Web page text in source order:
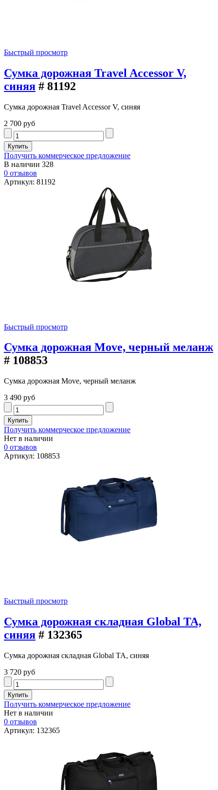
Быстрый просмотр
Сумка дорожная Travel Accessor V,
синяя # 81192
Сумка дорожная Travel Accessor V, синяя
2 700 руб
Получить коммерческое предложение
В наличии 328
0 отзывов
Артикул: 81192
Быстрый просмотр
Сумка дорожная Move, черный меланж
# 108853
Сумка дорожная Move, черный меланж
3 490 руб
Получить коммерческое предложение
Нет в наличии
0 отзывов
Артикул: 108853
Быстрый просмотр
Сумка дорожная складная Global TA,
синяя # 132365
Сумка дорожная складная Global TA, синяя
3 720 руб
Получить коммерческое предложение
Нет в наличии
0 отзывов
Артикул: 132365